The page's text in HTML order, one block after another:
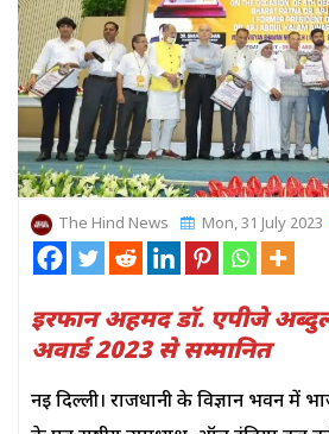
The Hind News Mon, 31 July 2023
इरफान अहमद डॉ. एपीजे
अवार्ड 2023 से सम्मानित
नई दिल्ली। राजधानी के विज्ञान भवन में